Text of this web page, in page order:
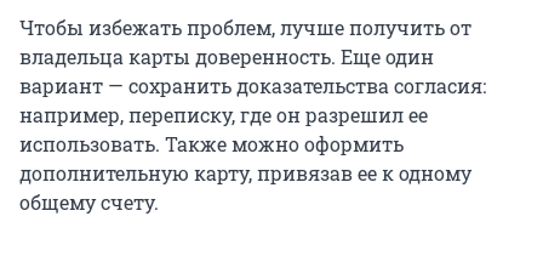
Чтобы избежать проблем, лучше получить от
владельца карты доверенность. Еще один
вариант — сохранить доказательства согласия:
например, переписку, где он разрешил ее
использовать. Также можно оформить
дополнительную карту, привязав ее к одному
общему счету.